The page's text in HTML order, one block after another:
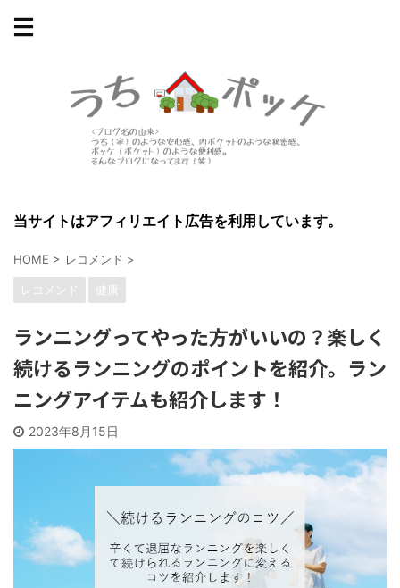
当サイトはアフィリエイト広告を利用しています。
HOME > レコメンド >
レコメンド 健康
ランニングってやった方がいいの？楽しく
続けるランニングのポイントを紹介。ラン
ニングアイテムも紹介します！
2023年8月15日